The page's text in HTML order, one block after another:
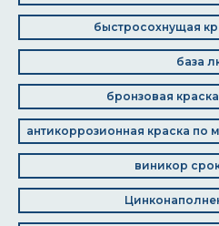
быстросохнущая
база
бронзовая
антикоррозионная краска по
виникор